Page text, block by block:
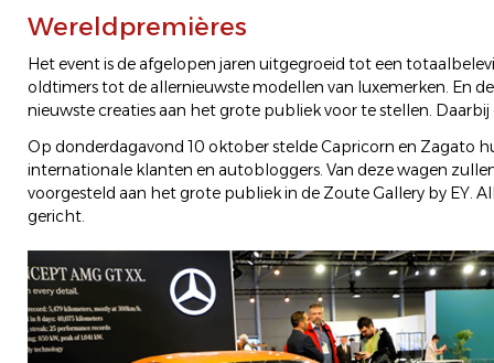
Wereldpremières
Het event is de afgelopen jaren uitgegroeid tot een
oldtimers tot de allernieuwste modellen van luxemerken. En
nieuwste creaties aan het grote publiek voor te stellen.
Op donderdagavond 10 oktober stelde Capricorn en Zagato
internationale klanten en autobloggers. Van deze wagen
voorgesteld aan het grote publiek in de Zoute Gallery by EY.
gericht.